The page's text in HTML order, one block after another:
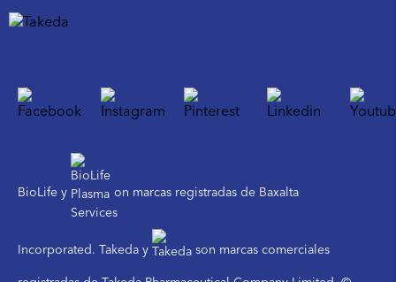
BioLife y on marcas registradas de Baxalta
Incorporated. Takeda y son marcas comerciales